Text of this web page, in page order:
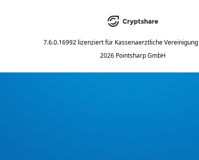
7.6.0.16992 lizenziert für Kassenaerztliche
2026 Pointsharp GmbH